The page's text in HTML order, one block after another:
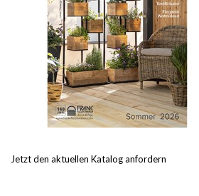
Jetzt den aktuellen Katalog anfordern